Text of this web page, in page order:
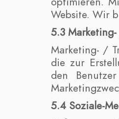
Website. Wir
5.3
Marketing- /
die zur
den
5.4 Soziale-